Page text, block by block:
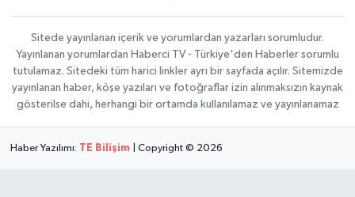
Sitede yayınlanan içerik ve yorumlardan yazarları sorumludur.
Yayınlanan yorumlardan Haberci TV - Türkiye'den Haberler sorumlu
tutulamaz. Sitedeki tüm harici linkler ayrı bir sayfada açılır. Sitemizde
yayınlanan haber, köşe yazıları ve fotoğraflar izin alınmaksızın kaynak
gösterilse dahi, herhangi bir ortamda kullanılamaz ve yayınlanamaz
Haber Yazılımı: TE Bilişim | Copyright © 2026